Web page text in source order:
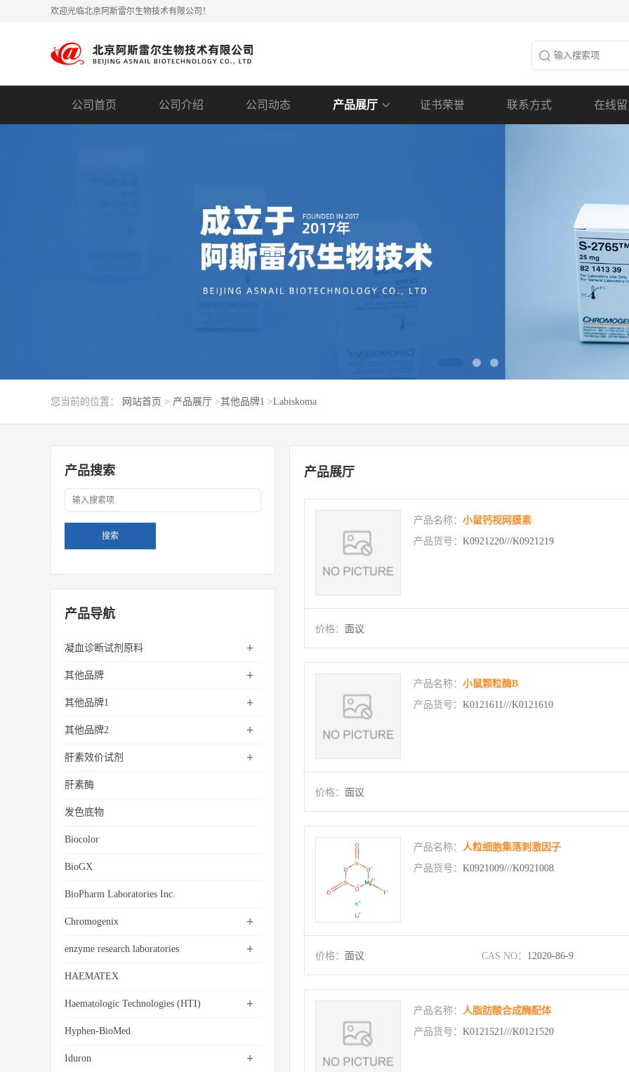
欢迎光临北京阿斯雷尔生物技术有限公司！
公司首页 公司介绍 公司动态 产品展厅 证书荣誉 联系方式 在线
您当前的位置： 网站首页 > 产品展厅 >其他品牌1 >Labiskoma
产品搜索
产品导航
凝血诊断试剂原料 +
其他品牌 +
其他品牌1 +
其他品牌2 +
肝素效价试剂 +
肝素酶
发色底物
Biocolor
BioGX
BioPharm Laboratories Inc.
Chromogenix +
enzyme research laboratories +
HAEMATEX
Haematologic Technologies (HTI) +
Hyphen-BioMed
Iduron +
产品展厅
产品名称： 小鼠钙视网膜素
产品货号： K0921220///K0921219
价格： 面议
产品名称： 小鼠颗粒酶B
产品货号： K0121611///K0121610
价格： 面议
产品名称： 人粒细胞集落刺激因子
产品货号： K0921009///K0921008
价格： 面议 CAS NO： 12020-86-9
产品名称： 人脂肪酸合成酶配体
产品货号： K0121521///K0121520